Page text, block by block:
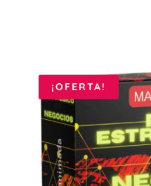
¡OFERTA!